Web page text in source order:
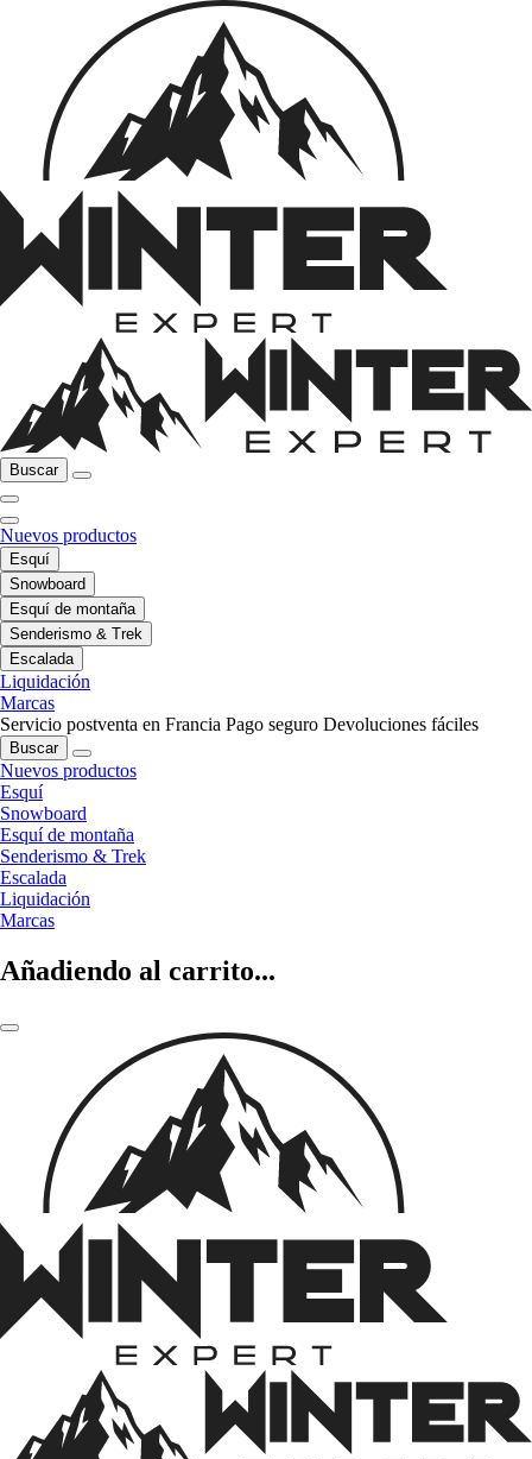
Buscar
Nuevos productos
Esquí
Snowboard
Esquí de montaña
Senderismo & Trek
Escalada
Liquidación
Marcas
Servicio postventa en Francia Pago seguro Devoluciones fáciles
Buscar
Nuevos productos
Esquí
Snowboard
Esquí de montaña
Senderismo & Trek
Escalada
Liquidación
Marcas
Añadiendo al carrito...